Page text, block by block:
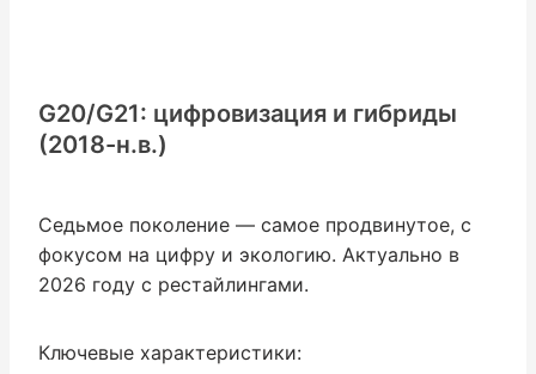
G20/G21: цифровизация и гибриды
(2018-н.в.)
Седьмое поколение — самое продвинутое, с
фокусом на цифру и экологию. Актуально в
2026 году с рестайлингами.
Ключевые характеристики: